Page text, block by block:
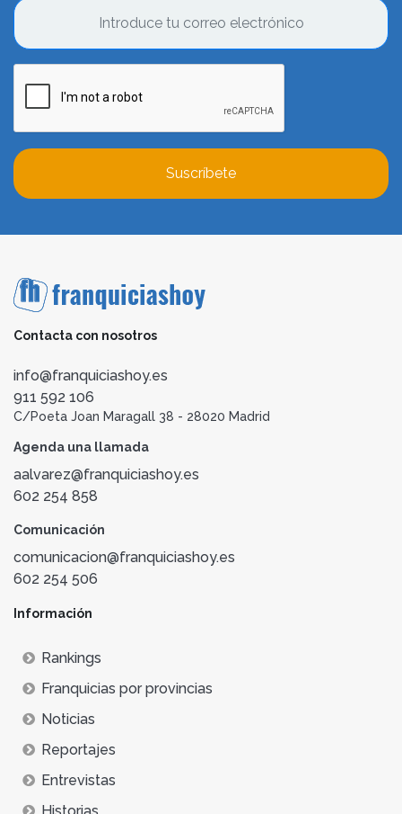
Suscríbete
Contacta con nosotros
info@franquiciashoy.es
911 592 106
C/Poeta Joan Maragall 38 - 28020 Madrid
Agenda una llamada
aalvarez@franquiciashoy.es
602 254 858
Comunicación
comunicacion@franquiciashoy.es
602 254 506
Información
Rankings
Franquicias por provincias
Noticias
Reportajes
Entrevistas